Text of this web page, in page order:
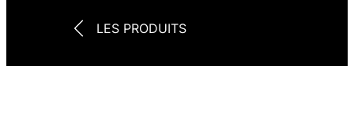
LES PRODUITS